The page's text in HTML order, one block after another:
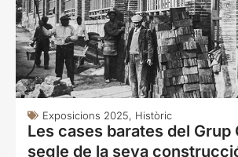
Exposicions 2025, Històric
Les cases barates del Grup
segle de la seva